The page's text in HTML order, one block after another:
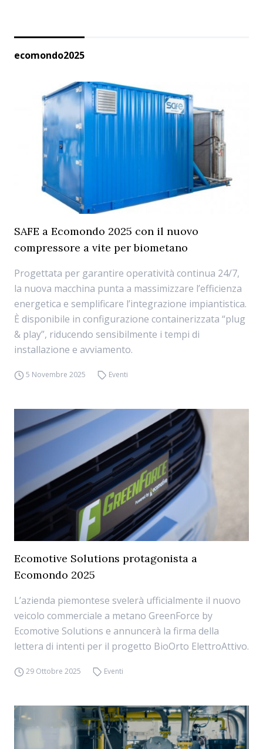
ecomondo2025
SAFE a Ecomondo 2025 con il nuovo
compressore a vite per biometano
Progettata per garantire operatività continua 24/7,
la nuova macchina punta a massimizzare l’efficienza
energetica e semplificare l’integrazione impiantistica.
È disponibile in configurazione containerizzata “plug
& play”, riducendo sensibilmente i tempi di
installazione e avviamento.
5 Novembre 2025 Eventi
Ecomotive Solutions protagonista a
Ecomondo 2025
L’azienda piemontese svelerà ufficialmente il nuovo
veicolo commerciale a metano GreenForce by
Ecomotive Solutions e annuncerà la firma della
lettera di intenti per il progetto BioOrto ElettroAttivo.
29 Ottobre 2025 Eventi